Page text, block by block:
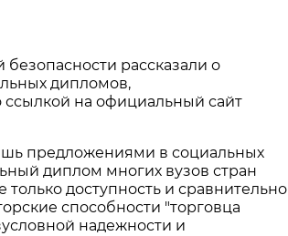
рассказали о
дипломов,
ссылкой на официальный сайт
предложениями в социальных
диплом многих вузов стран
доступность и сравнительно
способности "торговца
надежности и